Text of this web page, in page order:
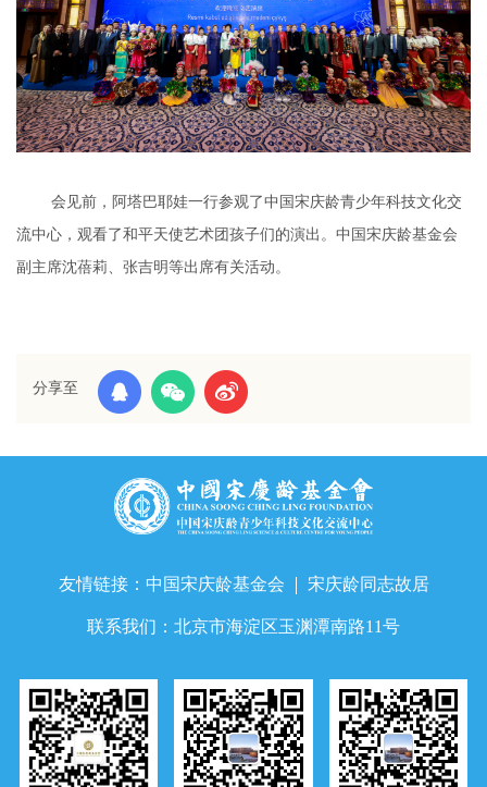
会见前，阿塔巴耶娃一行参观了中国宋庆龄青少年科技文化交
流中心，观看了和平天使艺术团孩子们的演出。中国宋庆龄基金会
副主席沈蓓莉、张吉明等出席有关活动。
分享至
友情链接： 中国宋庆龄基金会 宋庆龄同志故居
联系我们： 北京市海淀区玉渊潭南路11号